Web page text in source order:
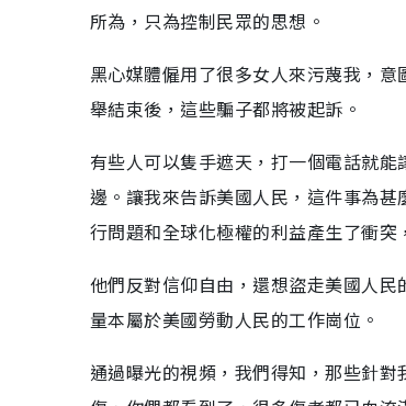
所為，只為控制民眾的思想。
黑心媒體僱用了很多女人來污蔑我，
舉結束後，這些騙子都將被起訴。
有些人可以隻手遮天，打一個電話就
邊。讓我來告訴美國人民，這件事為
行問題和全球化極權的利益產生了衝突
他們反對信仰自由，還想盜走美國人
量本屬於美國勞動人民的工作崗位。
通過曝光的視頻，我們得知，那些針